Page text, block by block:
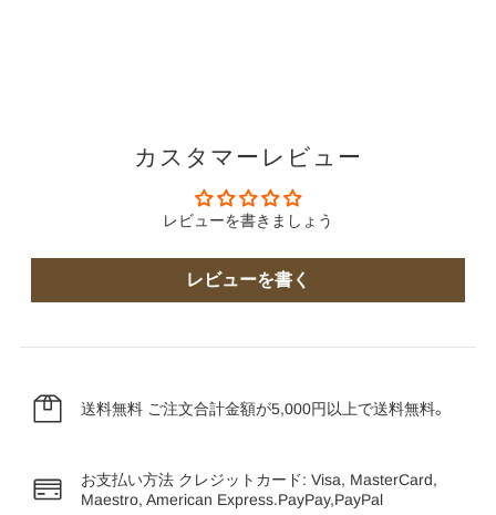
カスタマーレビュー
レビューを書きましょう
レビューを書く
送料無料 ご注文合計金額が5,000円以上で送料無料。
お支払い方法 クレジットカード: Visa, MasterCard,
Maestro, American Express.PayPay,PayPal